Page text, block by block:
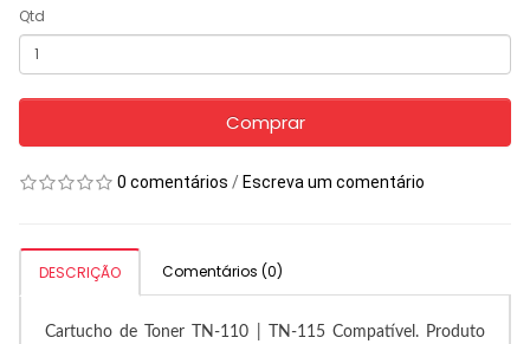
Qtd
Comprar
0 comentários / Escreva um comentário
DESCRIÇÃO Comentários (0)
Cartucho de Toner TN-110 | TN-115 Compatível. Produto